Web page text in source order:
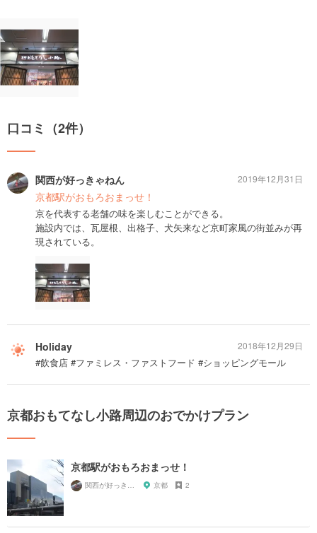
口コミ（2件）
関西が好っきゃねん
京都駅がおもろおまっせ！
京を代表する老舗の味を楽しむことができる。
施設内では、瓦屋根、出格子、犬矢来など京町家風の街並みが再
現されている。
2019年12月31日
Holiday
#飲食店 #ファミレス・ファストフード #ショッピングモール
2018年12月29日
京都おもてなし小路周辺のおでかけプラン
京都駅がおもろおまっせ！
関西が好っきゃねん 京都 2